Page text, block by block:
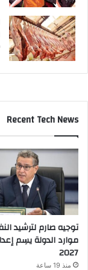
Recent Tech News
توجيه صارم لترشيد
موارد الدولة يسِم
2027
منذ 19 ساعة